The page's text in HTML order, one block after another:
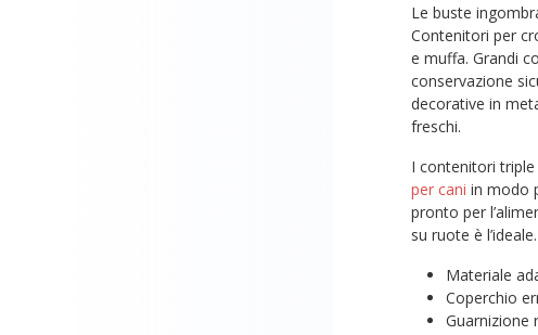
Le buste
Contenitori per
e muffa. Grandi
conservazione
decorative in
freschi.
I contenitori
per cani in modo
pronto per
su ruote è
Materiale
Coperchio
Guarnizione